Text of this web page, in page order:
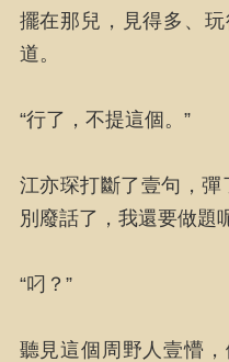
擺在那兒，見得多、
道。
“行了，不提這個。”
江亦琛打斷了壹句，彈
別廢話了，我還要做題
“叼？”
聽見這個周野人壹懵